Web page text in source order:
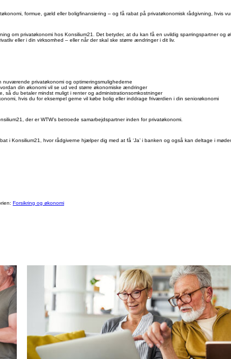
formue, gæld eller boligfinansiering – og få rabat på privatøkonomisk rådgivning, hvis
om privatøkonomi hos Konsilium21. Det betyder, at du kan få en uvildig sparringspartner og
eller i din virksomhed – eller når der skal ske større ændringer i dit liv.
nuværende privatøkonomi og optimeringsmulighederne
din økonomi vil se ud ved større økonomiske ændringer
så du betaler mindst muligt i renter og administrationsomkostninger
hvis du for eksempel gerne vil købe bolig eller inddrage friværdien i din seniorøkonomi
der er WTW’s betroede samarbejdspartner inden for privatøkonomi.
i Konsilium21, hvor rådgiverne hjælper dig med at få ‘Ja’ i banken og også kan deltage i
Forsikring og økonomi